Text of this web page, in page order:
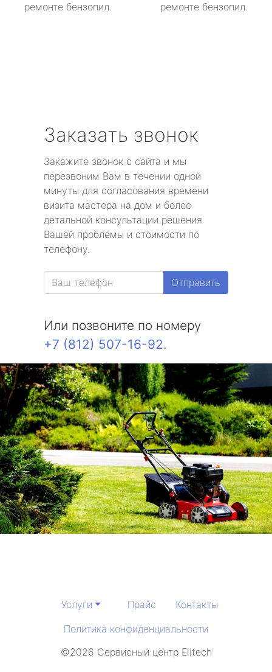
ремонте бензопил.
ремонте бензопил.
Заказать звонок
Закажите звонок с сайта и мы
перезвоним Вам в течении одной
минуты для согласования времени
визита мастера на дом и более
детальной консультации решения
Вашей проблемы и стоимости по
телефону.
Отправить
Или позвоните по номеру
+7 (812) 507-16-92.
Услуги Прайс
Контакты
Политика конфиденциальности
©2026 Сервисный центр Elitech